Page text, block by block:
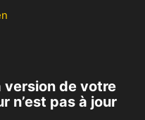
version de votre
n’est pas à jour